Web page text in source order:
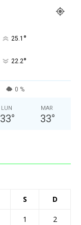
25.1 °
22.2°
0 %
LUN
33°
MAR
33°
S D
1
2